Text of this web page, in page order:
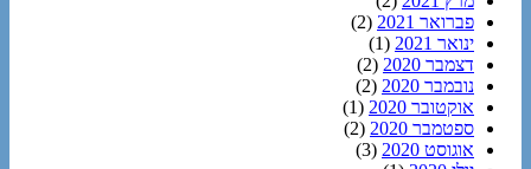
פברואר 2021
(2)
ינואר 2021
(1)
דצמבר 2020
(2)
נובמבר 2020
(2)
אוקטובר 2020
(1)
ספטמבר 2020
(2)
אוגוסט 2020
(3)